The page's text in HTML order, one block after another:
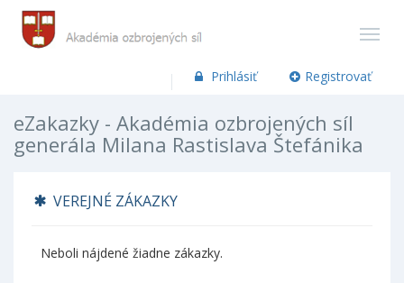
Prihlásiť Registrovať
eZakazky - Akadémia ozbrojených síl
generála Milana Rastislava Štefánika
VEREJNÉ ZÁKAZKY
Neboli nájdené žiadne zákazky.